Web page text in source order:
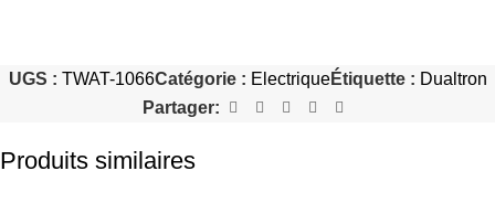
UGS : TWAT-1066Catégorie : ElectriqueÉtiquette : Dualtron
Partager:
Produits similaires